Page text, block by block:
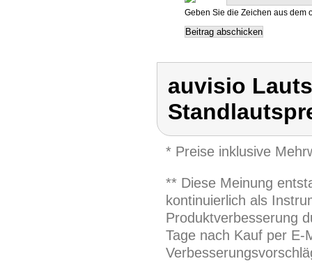
Geben Sie die Zeichen aus dem
auvisio
* Preise inklusive
** Diese Meinung
kontinuierlich als
Produktverbesserung
Tage nach Kauf per E-